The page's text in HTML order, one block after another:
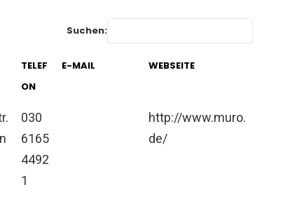
Suchen:
TELEF
ON
E-MAIL WEBSEITE
030
6165
4492
1
http://www.muro.
de/